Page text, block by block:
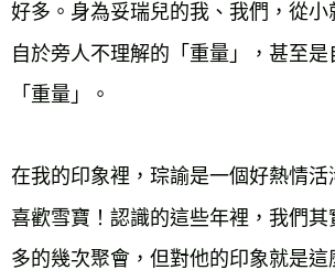
好多。身為妥瑞兒的我、我們，從
自於旁人不理解的「重量」，甚至是
「重量」。
在我的印象裡，琮諭是一個好熱情活
喜歡雪寶！認識的這些年裡，我們其
多的幾次聚會，但對他的印象就是這